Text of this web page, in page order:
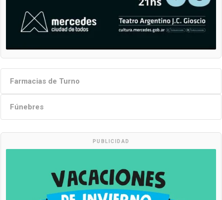
Farmacias de Turno
Fúnebres
PUBLICIDAD